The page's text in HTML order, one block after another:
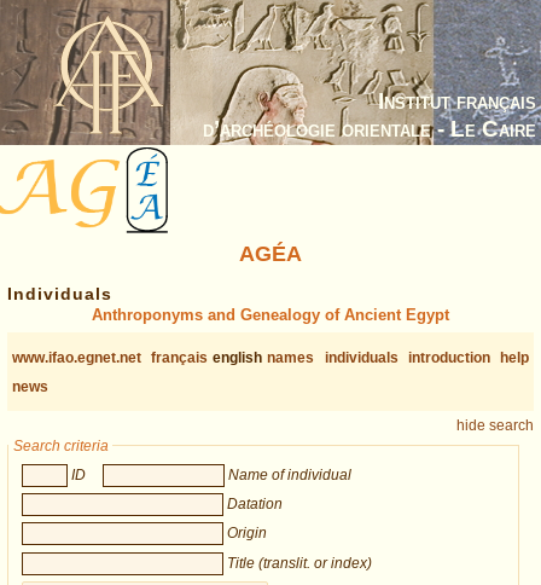
Institut français
d’archéologie orientale - Le Caire
AGÉA
Individuals
Anthroponyms and Genealogy of Ancient Egypt
www.ifao.egnet.net français english names individuals introduction help
news
hide search
Search criteria
ID
Name of individual
Datation
Origin
Title (translit. or index)